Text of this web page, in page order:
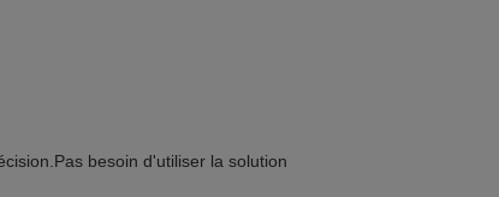
Pas besoin d'utiliser la solution